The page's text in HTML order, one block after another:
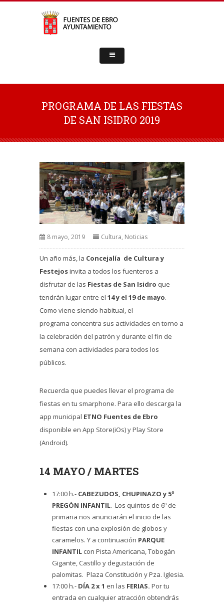
PROGRAMA DE LAS FIESTAS
DE SAN ISIDRO 2019
8 mayo, 2019 Cultura, Noticias
Un año más, la Concejalía de Cultura y
Festejosinvita a todos los fuenteros a
disfrutar de las Fiestas de San Isidro que
tendrán lugar entre el 14 y el 19 de mayo.
Como viene siendo habitual, el
programa concentra sus actividades en torno a
la celebración del patrón y durante el fin de
semana con actividades para todos los
públicos.
Recuerda que puedes llevar el programa de
fiestas en tu smarphone. Para ello descarga la
app municipal ETNO Fuentes de Ebro
disponible en App Store(iOs) y Play Store
(Android).
14 MAYO / MARTES
17:00 h.- CABEZUDOS, CHUPINAZO y 5º
PREGÓN INFANTIL. Los quintos de 6º de
primaria nos anunciarán el inicio de las
fiestas con una explosión de globos y
caramelos. Y a continuación PARQUE
INFANTIL con Pista Americana, Tobogán
Gigante, Castillo y degustación de
palomitas. Plaza Constitución y Pza. Iglesia.
17:00 h.- DÍA 2 x 1 en las FERIAS. Por tu
entrada en cualquier atracción obtendrás